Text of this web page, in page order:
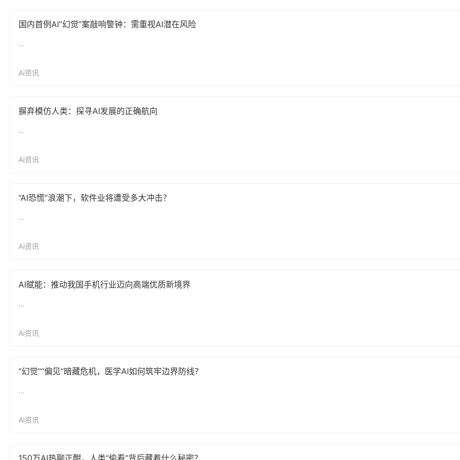
国内首例AI“幻觉”案敲响警钟：需重视AI潜在风险
...
Ai资讯
摒弃模仿人类：探寻AI发展的正确航向
...
Ai资讯
“AI恐慌”浪潮下，软件业将遭受多大冲击？
...
Ai资讯
AI赋能：推动我国手机行业迈向高端优质新境界
...
Ai资讯
“幻觉”“偏见”暗藏危机，医学AI如何筑牢边界防线？
...
Ai资讯
150万AI热聊正酣，人类“偷看”背后藏着什么秘密？